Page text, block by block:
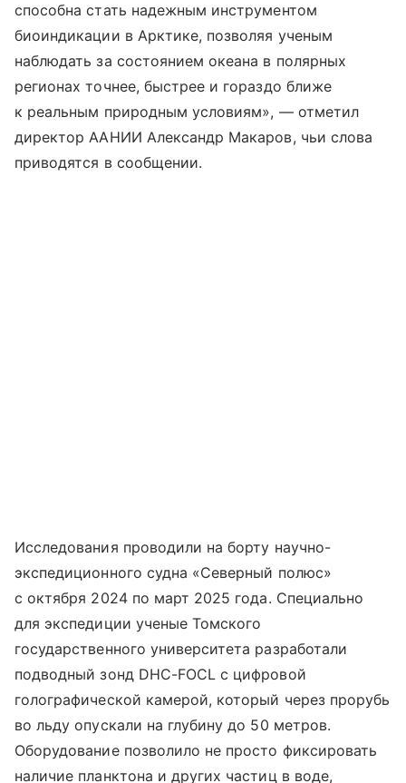
способна стать надежным инструментом
биоиндикации в Арктике, позволяя ученым
наблюдать за состоянием океана в полярных
регионах точнее, быстрее и гораздо ближе
к реальным природным условиям», — отметил
директор ААНИИ Александр Макаров, чьи слова
приводятся в сообщении.
Исследования проводили на борту научно-
экспедиционного судна «Северный полюс»
с октября 2024 по март 2025 года. Специально
для экспедиции ученые Томского
государственного университета разработали
подводный зонд DHC-FOCL с цифровой
голографической камерой, который через прорубь
во льду опускали на глубину до 50 метров.
Оборудование позволило не просто фиксировать
наличие планктона и других частиц в воде,